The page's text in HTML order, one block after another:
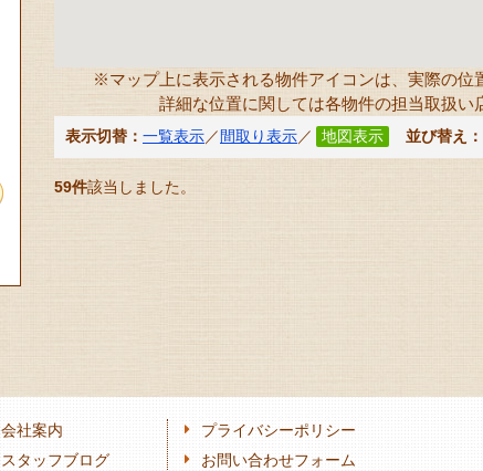
※マップ上に表示される物件アイコンは、実際の位
詳細な位置に関しては各物件の担当取扱い
表示切替： 一覧表示／ 間取り表示／ 地図表示 並び替え：
59件該当しました。
会社案内
スタッフブログ
プライバシーポリシー
お問い合わせフォーム